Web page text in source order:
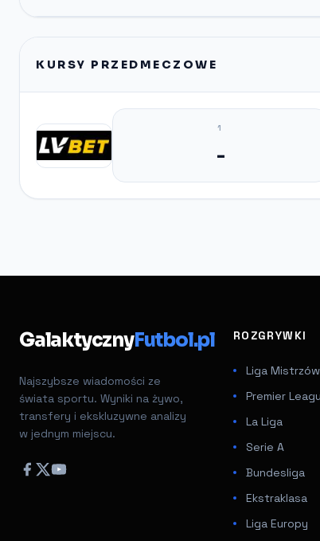
KURSY PRZEDMECZOWE
1
-
GalaktycznyFutbol.pl
Najszybsze wiadomości ze
świata sportu. Wyniki na żywo,
transfery i ekskluzywne analizy
w jednym miejscu.
ROZGRYWKI
Liga Mistrzów
Premier
La Liga
Serie A
Bundesliga
Ekstraklasa
Liga Europy